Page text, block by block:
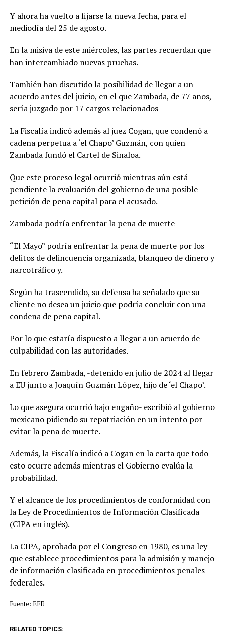
Y ahora ha vuelto a fijarse la nueva fecha, para el
mediodía del 25 de agosto.
En la misiva de este miércoles, las partes recuerdan que
han intercambiado nuevas pruebas.
También han discutido la posibilidad de llegar a un
acuerdo antes del juicio, en el que Zambada, de 77 años,
sería juzgado por 17 cargos relacionados
La Fiscalía indicó además al juez Cogan, que condenó a
cadena perpetua a ‘el Chapo’ Guzmán, con quien
Zambada fundó el Cartel de Sinaloa.
Que este proceso legal ocurrió mientras aún está
pendiente la evaluación del gobierno de una posible
petición de pena capital para el acusado.
Zambada podría enfrentar la pena de muerte
“El Mayo” podría enfrentar la pena de muerte por los
delitos de delincuencia organizada, blanqueo de dinero y
narcotráfico y.
Según ha trascendido, su defensa ha señalado que su
cliente no desea un juicio que podría concluir con una
condena de pena capital.
Por lo que estaría dispuesto a llegar a un acuerdo de
culpabilidad con las autoridades.
En febrero Zambada, -detenido en julio de 2024 al llegar
a EU junto a Joaquín Guzmán López, hijo de ‘el Chapo’.
Lo que asegura ocurrió bajo engaño- escribió al gobierno
mexicano pidiendo su repatriación en un intento por
evitar la pena de muerte.
Además, la Fiscalía indicó a Cogan en la carta que todo
esto ocurre además mientras el Gobierno evalúa la
probabilidad.
Y el alcance de los procedimientos de conformidad con
la Ley de Procedimientos de Información Clasificada
(CIPA en inglés).
La CIPA, aprobada por el Congreso en 1980, es una ley
que establece procedimientos para la admisión y manejo
de información clasificada en procedimientos penales
federales.
Fuente: EFE
RELATED TOPICS: